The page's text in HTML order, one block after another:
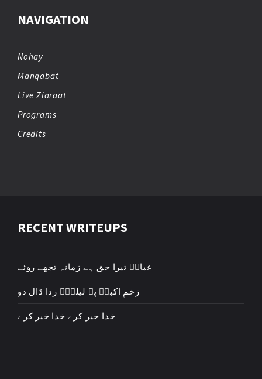
NAVIGATION
Nohay
Manqabat
Live Ziaraat
Programs
Credits
RECENT WRITEUPS
عباسؑ تیرا حق ہے زمانہ تجھے روئے
زخمِ اکبرؑ پہ لیلیٰؑ ردا ڈال دو
خدا خیر کرے خدا خیر کرے